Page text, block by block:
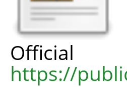
https://